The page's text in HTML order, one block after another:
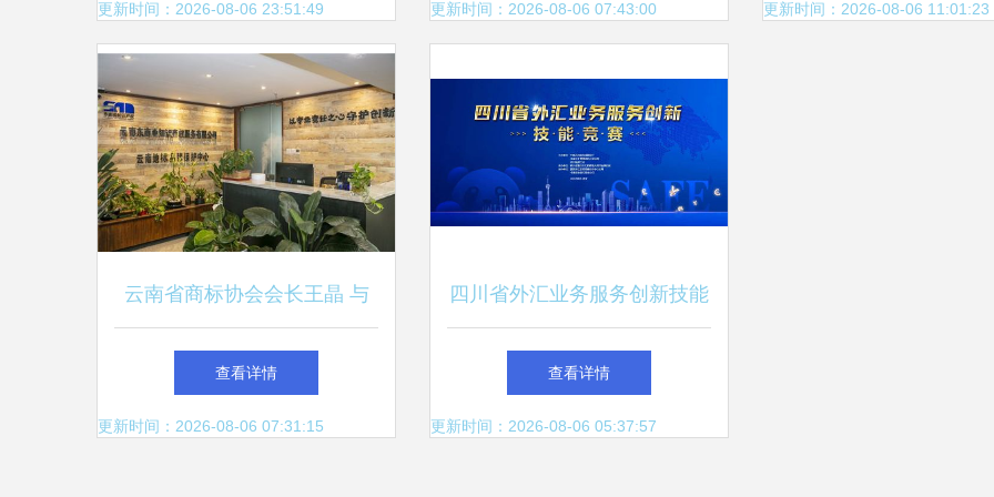
式
更新时间：2026-08-06 23:51:49 更新时间：2026-08-06 07:43:00 数字教育新未来
更新时间：2026-08-06 11:01:23
云南省商标协会会长王晶 与
昆明网络技术服务强强联手，
共助云品出滇
查看详情
更新时间：2026-08-06 07:31:15
四川省外汇业务服务创新技能
竞赛雅安复赛区即将开赛 昆
明网络技术服务赋能金融竞技
查看详情
更新时间：2026-08-06 05:37:57